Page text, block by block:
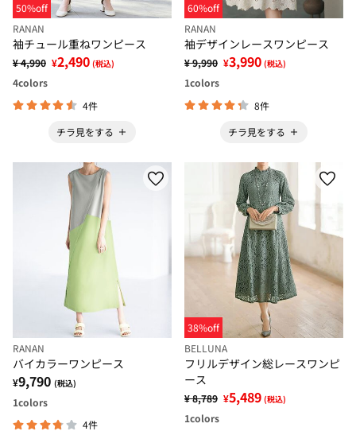
50%off
RANAN
袖チュール重ねワンピース
¥ 4,990 ¥2,490 (税込)
4colors
4件
チラ見をする
60%off
RANAN
袖デザインレースワンピース
¥ 9,990 ¥3,990 (税込)
1colors
8件
チラ見をする
RANAN
バイカラーワンピース
¥9,790 (税込)
1colors
4件
38%off
BELLUNA
フリルデザイン総レースワンピ
ース
¥ 8,789 ¥5,489 (税込)
1colors